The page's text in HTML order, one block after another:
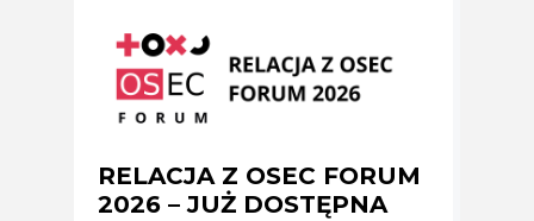
RELACJA Z OSEC FORUM
2026 – JUŻ DOSTĘPNA